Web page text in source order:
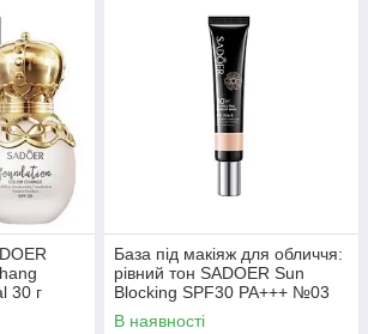
30 г
База під макіяж для обличчя:
рівний тон SADOER Sun
Blocking SPF30 PA+++ №03
Natural Color 30 г
В наявності